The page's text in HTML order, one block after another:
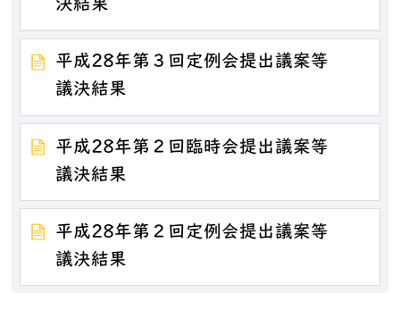
決結果
平成28年第３回定例会提出議案等
議決結果
平成28年第２回臨時会提出議案等
議決結果
平成28年第２回定例会提出議案等
議決結果